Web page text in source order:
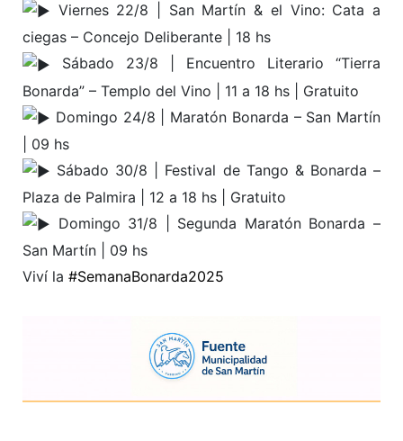
Viernes 22/8 | San Martín & el Vino: Cata a
ciegas – Concejo Deliberante | 18 hs
Sábado 23/8 | Encuentro Literario “Tierra
Bonarda” – Templo del Vino | 11 a 18 hs | Gratuito
Domingo 24/8 | Maratón Bonarda – San Martín
| 09 hs
Sábado 30/8 | Festival de Tango & Bonarda –
Plaza de Palmira | 12 a 18 hs | Gratuito
Domingo 31/8 | Segunda Maratón Bonarda –
San Martín | 09 hs
Viví la #SemanaBonarda2025